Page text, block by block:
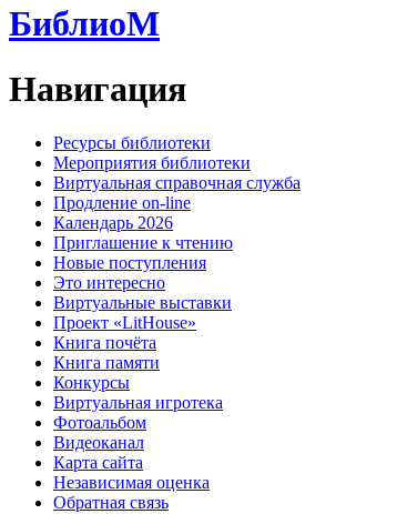
БиблиоМ
Навигация
Ресурсы библиотеки
Мероприятия библиотеки
Виртуальная справочная служба
Продление on-line
Календарь 2026
Приглашение к чтению
Новые поступления
Это интересно
Виртуальные выставки
Проект «LitHouse»
Книга почёта
Книга памяти
Конкурсы
Виртуальная игротека
Фотоальбом
Видеоканал
Карта сайта
Независимая оценка
Обратная связь